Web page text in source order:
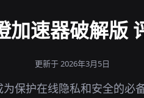
加速器破解版
更新于 2026年3月5日
保护在线隐私和安全的必